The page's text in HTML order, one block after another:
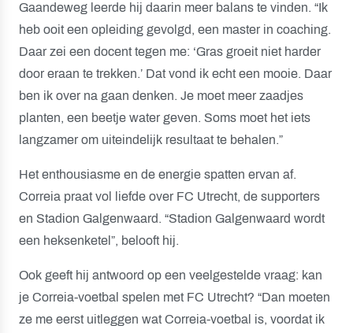
Gaandeweg leerde hij daarin meer balans te vinden. “Ik
heb ooit een opleiding gevolgd, een master in coaching.
Daar zei een docent tegen me: ‘Gras groeit niet harder
door eraan te trekken.’ Dat vond ik echt een mooie. Daar
ben ik over na gaan denken. Je moet meer zaadjes
planten, een beetje water geven. Soms moet het iets
langzamer om uiteindelijk resultaat te behalen.”
Het enthousiasme en de energie spatten ervan af.
Correia praat vol liefde over FC Utrecht, de supporters
en Stadion Galgenwaard. “Stadion Galgenwaard wordt
een heksenketel”, belooft hij.
Ook geeft hij antwoord op een veelgestelde vraag: kan
je Correia-voetbal spelen met FC Utrecht? “Dan moeten
ze me eerst uitleggen wat Correia-voetbal is, voordat ik